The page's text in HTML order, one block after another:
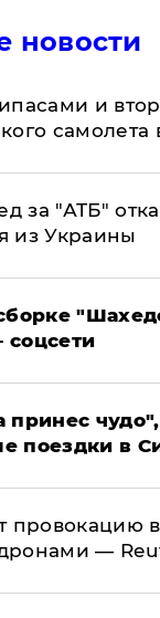
новости
и
за "АТБ"
из Украины
принес
поездки в
провокацию
—